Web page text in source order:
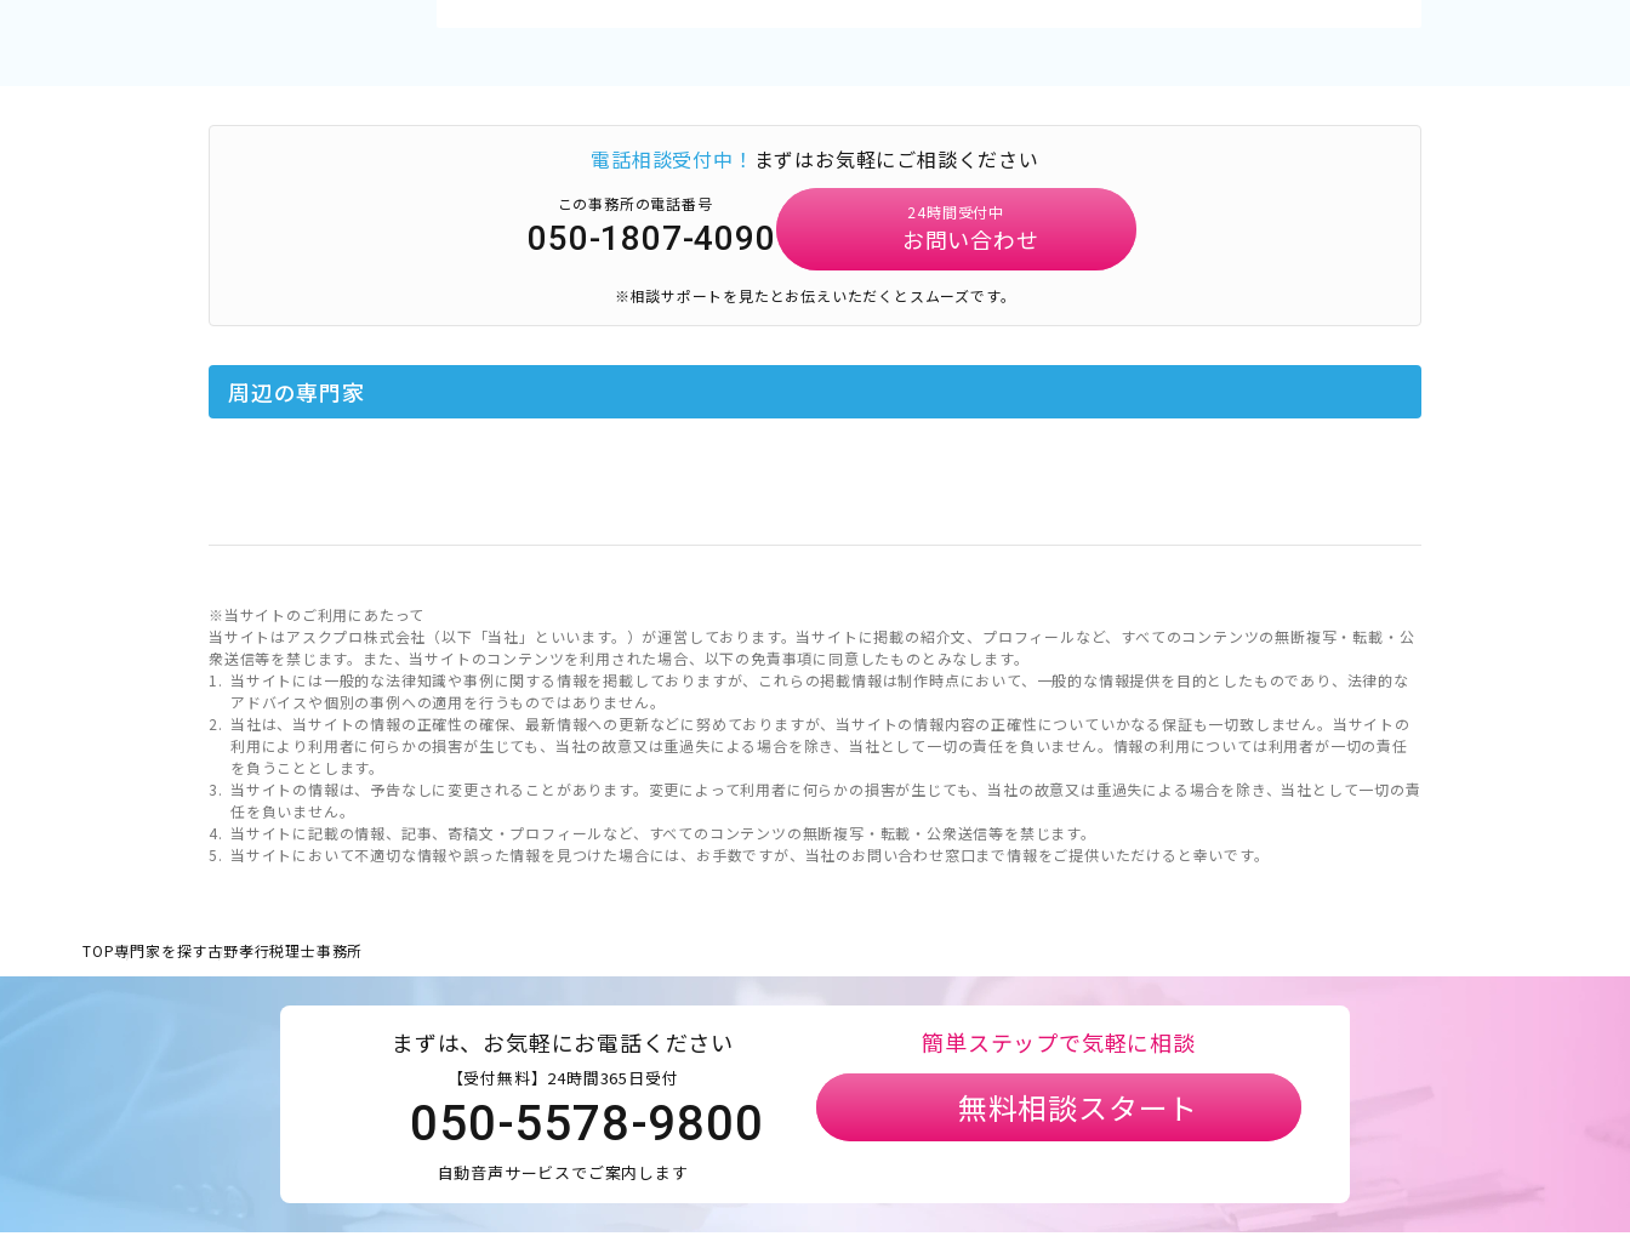
電話相談受付中！ まずはお気軽にご相談ください
この事務所の電話番号
050-1807-4090
24時間受付中
お問い合わせ
※相談サポートを見たとお伝えいただくとスムーズです。
周辺の専門家
※当サイトのご利用にあたって
当サイトはアスクプロ株式会社（以下「当社」といいます。）が運営しております。当サイトに掲載の紹介文、プロフィールなど、すべてのコンテンツの無断複写・転載・公
衆送信等を禁じます。また、当サイトのコンテンツを利用された場合、以下の免責事項に同意したものとみなします。
当サイトには一般的な法律知識や事例に関する情報を掲載しておりますが、これらの掲載情報は制作時点において、一般的な情報提供を目的としたものであり、法律的な
アドバイスや個別の事例への適用を行うものではありません。
当社は、当サイトの情報の正確性の確保、最新情報への更新などに努めておりますが、当サイトの情報内容の正確性についていかなる保証も一切致しません。当サイトの
利用により利用者に何らかの損害が生じても、当社の故意又は重過失による場合を除き、当社として一切の責任を負いません。情報の利用については利用者が一切の責任
を負うこととします。
当サイトの情報は、予告なしに変更されることがあります。変更によって利用者に何らかの損害が生じても、当社の故意又は重過失による場合を除き、当社として一切の責
任を負いません。
当サイトに記載の情報、記事、寄稿文・プロフィールなど、すべてのコンテンツの無断複写・転載・公衆送信等を禁じます。
当サイトにおいて不適切な情報や誤った情報を見つけた場合には、お手数ですが、当社のお問い合わせ窓口まで情報をご提供いただけると幸いです。
TOP専門家を探す古野孝行税理士事務所
まずは、お気軽にお電話ください
【受付無料】24時間365日受付
050-5578-9800
自動音声サービスでご案内します
簡単ステップで気軽に相談
無料相談スタート